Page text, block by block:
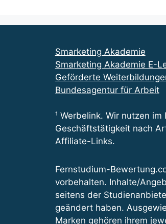
Smarketing Akademie
Smarketing Akademie E-
Geförderte
Bundesagentur für Arbeit
¹ Werbelink. Wir nutzen im
Geschäftstätigkeit nach
Affiliate-Links.
Fernstudium-
vorbehalten. Inhalte/
seitens der
geändert haben.
Marken gehören ihrem